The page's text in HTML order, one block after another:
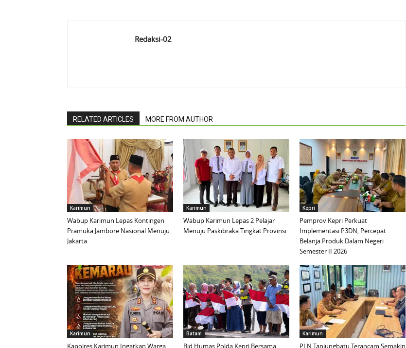
Redaksi-02
RELATED ARTICLES MORE FROM AUTHOR
Karimun
Wabup Karimun Lepas Kontingen
Pramuka Jambore Nasional Menuju
Jakarta
Karimun
Wabup Karimun Lepas 2 Pelajar
Menuju Paskibraka Tingkat Provinsi
Kepri
Pemprov Kepri Perkuat
Implementasi P3DN, Percepat
Belanja Produk Dalam Negeri
Semester II 2026
Karimun
Kapolres Karimun Ingatkan Warga
Batam
Bid Humas Polda Kepri Bersama
Karimun
PLN Tanjungbatu Terancam Semakin